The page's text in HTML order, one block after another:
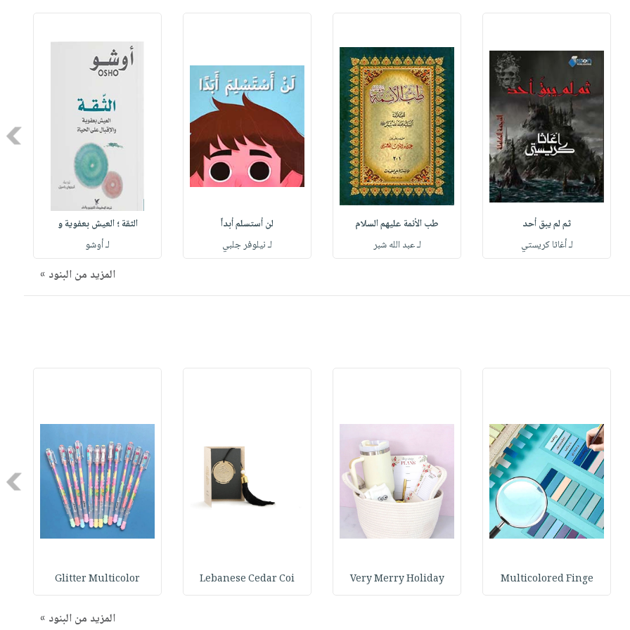
ثم لم يبق أحد
لـ أغاثا كريستي
طب الأئمة عليهم السلام
لـ عبد الله شبر
لن أستسلم أبداً
لـ نيلوفر جلبي
الثقة ؛ العيش بعفوية و
لـ أوشو
المزيد من البنود »
Multicolored Finge
Very Merry Holiday
Lebanese Cedar Coi
Glitter Multicolor
المزيد من البنود »